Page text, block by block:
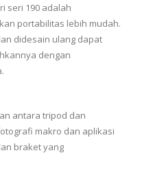
seri 190 adalah
portabilitas lebih mudah.
didesain ulang dapat
dengan
antara tripod dan
makro dan aplikasi
braket yang